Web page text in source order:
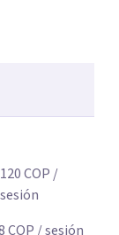
120COP /
sesión
COP / sesión